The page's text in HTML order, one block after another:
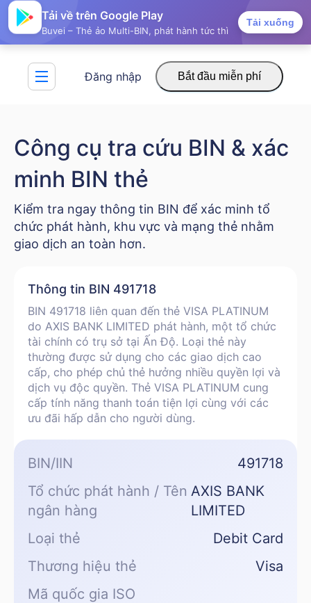
Tải về trên Google Play
Buvei – Thẻ ảo Multi-BIN, phát hành tức thì
Tải xuống
Đăng nhập Bắt đầu miễn phí
Công cụ tra cứu BIN & xác
minh BIN thẻ
Kiểm tra ngay thông tin BIN để xác minh tổ
chức phát hành, khu vực và mạng thẻ nhằm
giao dịch an toàn hơn.
Thông tin BIN 491718
BIN 491718 liên quan đến thẻ VISA PLATINUM
do AXIS BANK LIMITED phát hành, một tổ chức
tài chính có trụ sở tại Ấn Độ. Loại thẻ này
thường được sử dụng cho các giao dịch cao
cấp, cho phép chủ thẻ hưởng nhiều quyền lợi và
dịch vụ độc quyền. Thẻ VISA PLATINUM cung
cấp tính năng thanh toán tiện lợi cùng với các
ưu đãi hấp dẫn cho người dùng.
BIN/IIN
491718
Tổ chức phát hành / Tên
ngân hàng
AXIS BANK
LIMITED
Loại thẻ
Debit Card
Thương hiệu thẻ
Visa
Mã quốc gia ISO